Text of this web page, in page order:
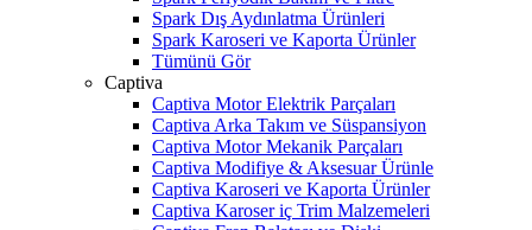
Spark Dış Aydınlatma Ürünleri
Spark Karoseri ve Kaporta Ürünler
Tümünü Gör
Captiva
Captiva Motor Elektrik Parçaları
Captiva Arka Takım ve Süspansiyon
Captiva Motor Mekanik Parçaları
Captiva Modifiye & Aksesuar Ürünle
Captiva Karoseri ve Kaporta Ürünler
Captiva Karoser iç Trim Malzemeleri